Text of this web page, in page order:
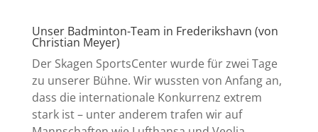
Unser Badminton-Team in Frederikshavn (von
Christian Meyer)
Der Skagen SportsCenter wurde für zwei Tage
zu unserer Bühne. Wir wussten von Anfang an,
dass die internationale Konkurrenz extrem
stark ist – unter anderem trafen wir auf